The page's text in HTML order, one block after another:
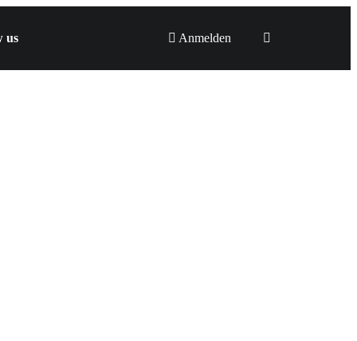
us Anmelden